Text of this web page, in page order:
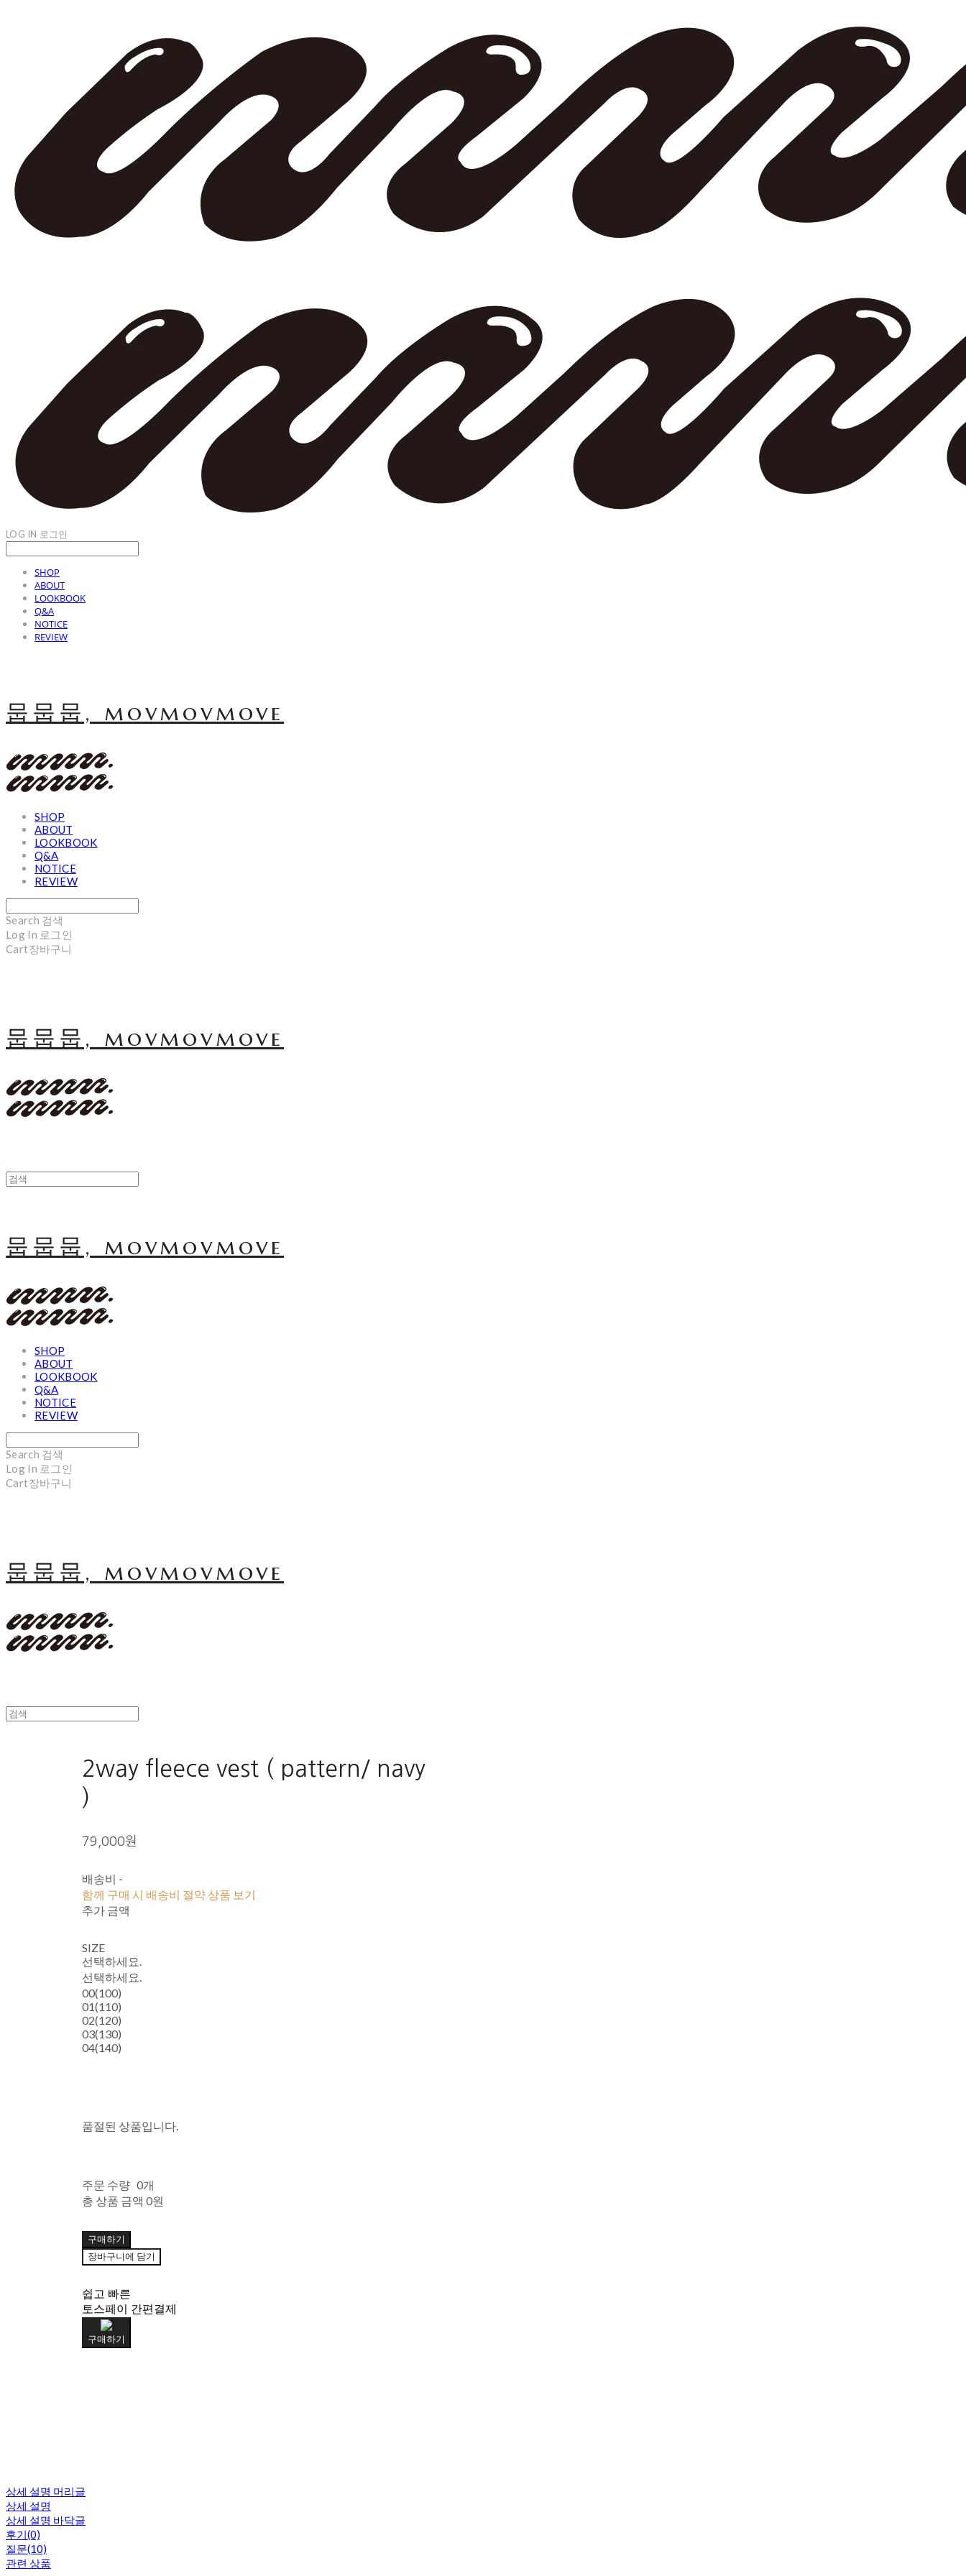
LOG IN 로그인
SHOP
ABOUT
LOOKBOOK
Q&A
NOTICE
REVIEW
뭅뭅뭅, movmovmove
SHOP
ABOUT
LOOKBOOK
Q&A
NOTICE
REVIEW
Search 검색
Log In 로그인
Cart장바구니
뭅뭅뭅, movmovmove
뭅뭅뭅, movmovmove
SHOP
ABOUT
LOOKBOOK
Q&A
NOTICE
REVIEW
Search 검색
Log In 로그인
Cart장바구니
뭅뭅뭅, movmovmove
2way fleece vest ( pattern/ navy
)
79,000원
배송비 -
함께 구매 시 배송비 절약 상품 보기
추가 금액
SIZE
선택하세요.
선택하세요.
00(100)
01(110)
02(120)
03(130)
04(140)
품절된 상품입니다.
주문 수량 0개
총 상품 금액 0원
구매하기
장바구니에 담기
쉽고 빠른
토스페이 간편결제
구매하기
상세 설명 머리글
상세 설명
상세 설명 바닥글
후기(0)
질문(10)
관련 상품